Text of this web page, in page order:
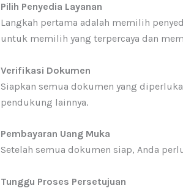
Pilih Penyedia Layanan
Langkah pertama adalah memilih
untuk memilih yang terpercaya dan
Verifikasi Dokumen
Siapkan semua dokumen yang
pendukung lainnya.
Pembayaran Uang Muka
Setelah semua dokumen siap, Anda
Tunggu Proses Persetujuan